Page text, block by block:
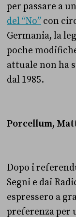
per passare a
del “No” con
Germania, la
poche
attuale non ha
dal 1985.
Porcellum,
Dopo i
Segni e dai
espressero a
preferenza per